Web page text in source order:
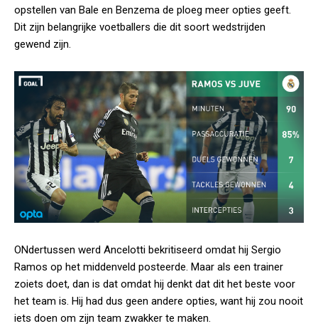
opstellen van Bale en Benzema de ploeg meer opties geeft.
Dit zijn belangrijke voetballers die dit soort wedstrijden
gewend zijn.
ONdertussen werd Ancelotti bekritiseerd omdat hij Sergio
Ramos op het middenveld posteerde. Maar als een trainer
zoiets doet, dan is dat omdat hij denkt dat dit het beste voor
het team is. Hij had dus geen andere opties, want hij zou nooit
iets doen om zijn team zwakker te maken.